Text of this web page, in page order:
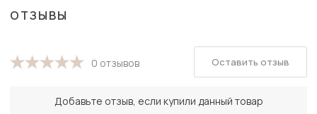
ОТЗЫВЫ
0 отзывов
Добавьте отзыв, если купили данный товар
Оставить отзыв